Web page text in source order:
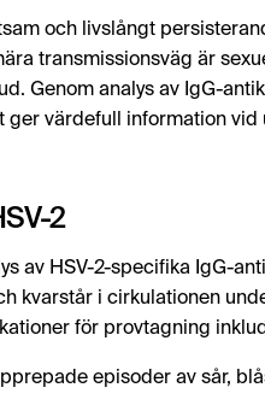
och livslångt
transmissionsväg är
Genom analys av IgG-
ger värdefull information
2
av HSV-2-specifika IgG-
kvarstår i cirkulationen
för provtagning
episoder av sår,